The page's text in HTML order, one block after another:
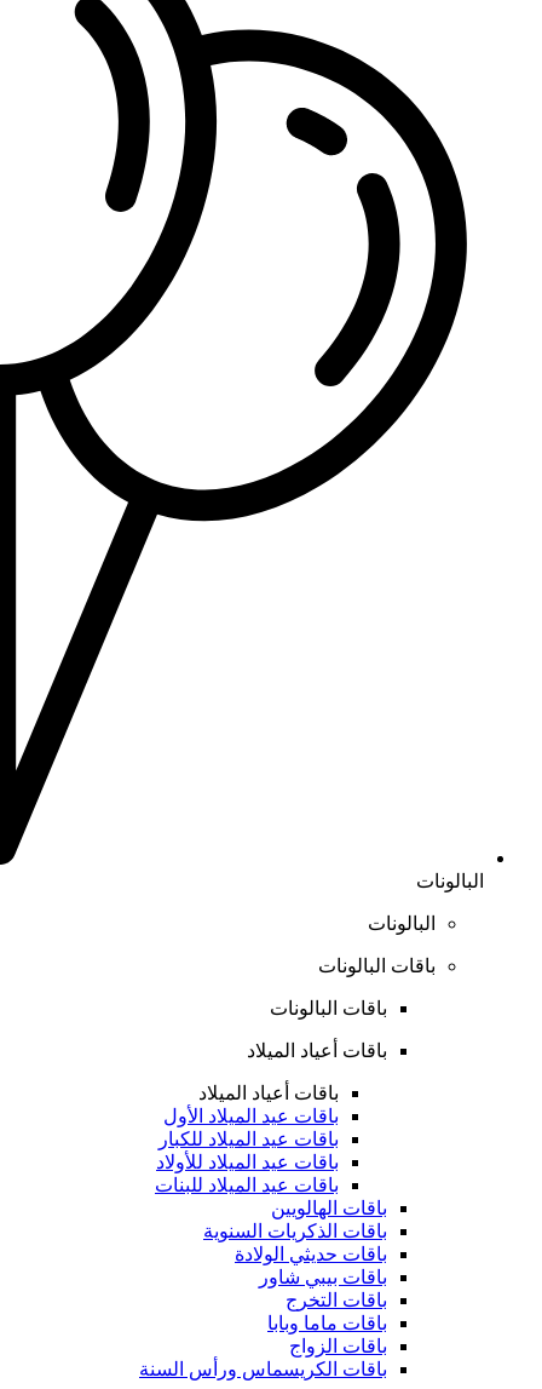
البالونات
البالونات
باقات البالونات
باقات البالونات
باقات أعياد الميلاد
باقات أعياد الميلاد
باقات عيد الميلاد الأول
باقات عيد الميلاد للكبار
باقات عيد الميلاد للأولاد
باقات عيد الميلاد للبنات
باقات الهالويين
باقات الذكريات السنوية
باقات حديثي الولادة
باقات بيبي شاور
باقات التخرج
باقات ماما وبابا
باقات الزواج
باقات الكريسماس ورأس السنة